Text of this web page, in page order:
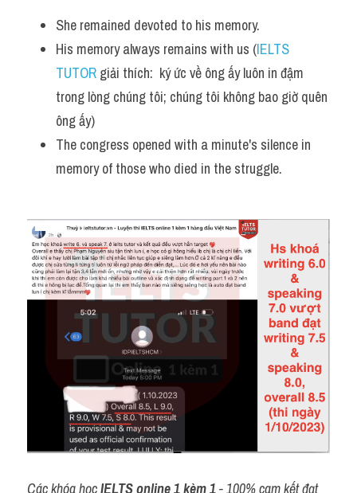
She remained devoted to his memory.
His memory always remains with us (IELTS
TUTOR giải thích:  ký ức về ông ấy luôn in đậm
trong lòng chúng tôi; chúng tôi không bao giờ quên
ông ấy)
The congress opened with a minute's silence in
memory of those who died in the struggle.
Các khóa học IELTS online 1 kèm 1 - 100% cam kết đạt